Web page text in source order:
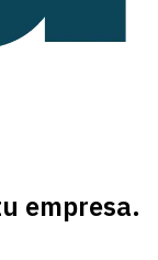
empresa.